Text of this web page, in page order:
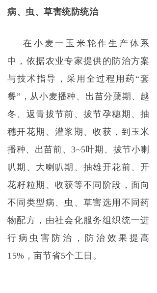
病、虫、草害统防统治
在小麦一玉米轮作生产体系
中，依据农业专家提供的防治方案
与技术指导，采用全过程用药“套
餐”，从小麦播种、出苗分蘖期、越
冬、返青拔节前、拔节孕穗期、抽
穗开花期、灌浆期、收获，到玉米
播种、出苗前、3~5叶期、拔节小喇
叭期、大喇叭期、抽雄开花前、开
花籽粒期、收获等不同阶段，面向
不同类型病、虫、草害选用不同药
物配方，由社会化服务组织统一进
行病虫害防治，防治效果提高
15%，亩节省5个工日。